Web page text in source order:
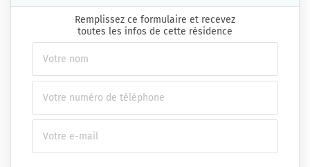
Remplissez ce formulaire et recevez
toutes les infos de cette résidence